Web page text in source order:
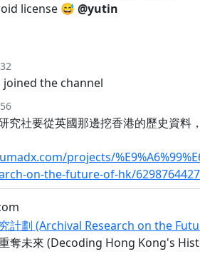
license 😅 @yutin
joined the channel
究社要從英國那邊挖香港的歷史資
projects/
on-the-future-of-hk/
計劃 (Archival Research on the
奪未來 (Decoding Hong Kong's